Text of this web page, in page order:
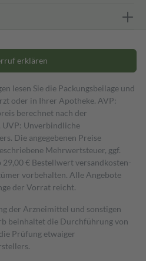
erklären
lesen Sie die Packungsbeilage und
oder in Ihrer Apotheke. AVP:
berechnet nach der
Unverbindliche
Die angegebenen Preise
Mehrwertsteuer, ggf.
29,00 € Bestell­wert versand­kosten­
vorbehalten. Alle Angebote
der Vorrat reicht.
der Arzneimittel und sonstigen
beinhaltet die Durchführung von
Prüfung etwaiger